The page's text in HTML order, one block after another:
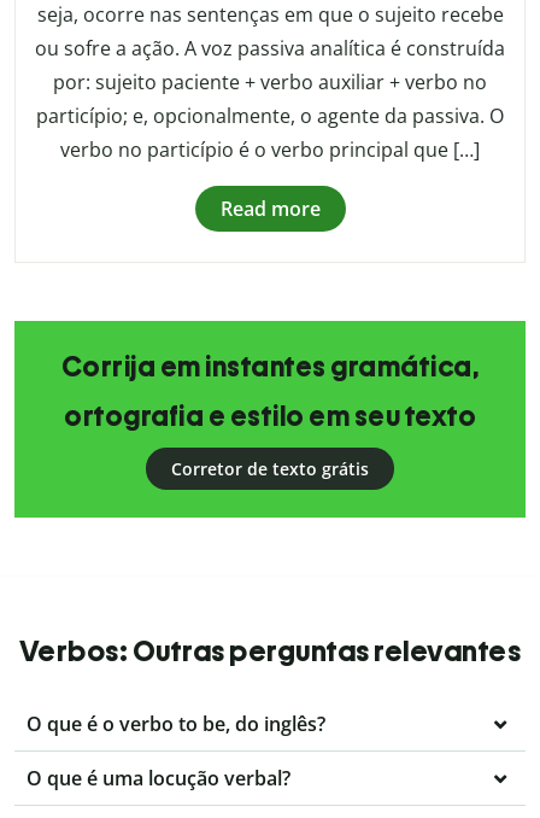
seja, ocorre nas sentenças em que o sujeito recebe
ou sofre a ação. A voz passiva analítica é construída
por: sujeito paciente + verbo auxiliar + verbo no
particípio; e, opcionalmente, o agente da passiva. O
verbo no particípio é o verbo principal que […]
Read more
Corrija em instantes gramática,
ortografia e estilo em seu texto
Corretor de texto grátis
Verbos: Outras perguntas relevantes
O que é o verbo to be, do inglês?
O que é uma locução verbal?